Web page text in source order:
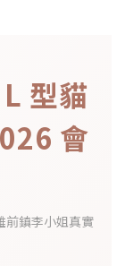
型貓
會
前鎮李小姐真實